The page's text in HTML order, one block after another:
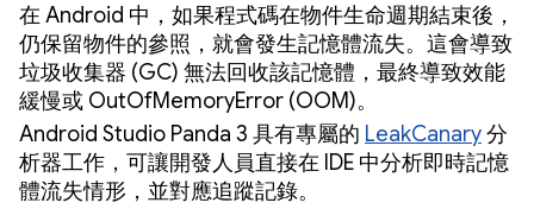
在 Android 中，如果程式碼在物件生命週期結束後，
仍保留物件的參照，就會發生記憶體流失。這會導致
垃圾收集器 (GC) 無法回收該記憶體，最終導致效能
緩慢或 OutOfMemoryError (OOM)。
Android Studio Panda 3 具有專屬的 LeakCanary分
析器工作，可讓開發人員直接在 IDE 中分析即時記憶
體流失情形，並對應追蹤記錄。